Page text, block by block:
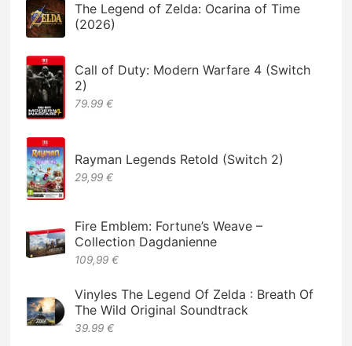
The Legend of Zelda: Ocarina of Time
(2026)
Call of Duty: Modern Warfare 4 (Switch
2)
79.99 €
Rayman Legends Retold (Switch 2)
29,99 €
Fire Emblem: Fortune’s Weave –
Collection Dagdanienne
109,99 €
Vinyles The Legend Of Zelda : Breath Of
The Wild Original Soundtrack
39.99 €